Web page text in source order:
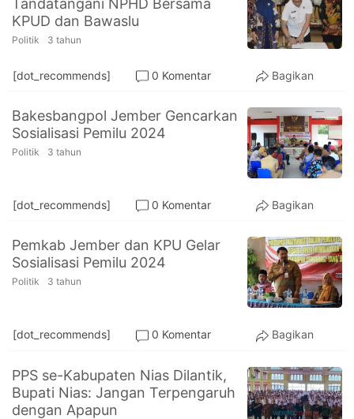
PT.
Balqis
Cyber
Media
Tandatangani NPHD Bersama
KPUD dan Bawaslu
Politik 3 tahun
[dot_recommends] 0 Komentar Bagikan
Bakesbangpol Jember Gencarkan
Sosialisasi Pemilu 2024
Politik 3 tahun
[dot_recommends] 0 Komentar Bagikan
Pemkab Jember dan KPU Gelar
Sosialisasi Pemilu 2024
Politik 3 tahun
[dot_recommends] 0 Komentar Bagikan
PPS se-Kabupaten Nias Dilantik,
Bupati Nias: Jangan Terpengaruh
dengan Apapun